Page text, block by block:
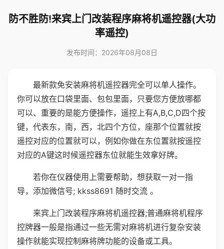
防不胜防!来宾上门改装程序麻将机遥控器(大功
率遥控)
发布时间：2026年08月08日
最新款免安装麻将机遥控器完全可以单人操作。
你可以放在口袋里面、包包里面，只要您方便放哪都
可以、重要的是能方便操作，遥控上有A,B,C,D四个按
键，代表东，南，西，北四个方位，座那个位置就按
遥控对应的位置就可以，例如你做在东位置就按遥控
对应的A键这时候遥控器东位就能生效拿好牌。
若你在仪器使用上需要帮助，想获取一对一指
导，添加微信号; kkss8691 随时交流 。
来宾上门改装程序麻将机遥控器;普通麻将机程序
控牌器一般是指通过一些无需对麻将机进行复杂安装
操作就能实现控制麻将牌功能的设备或工具。